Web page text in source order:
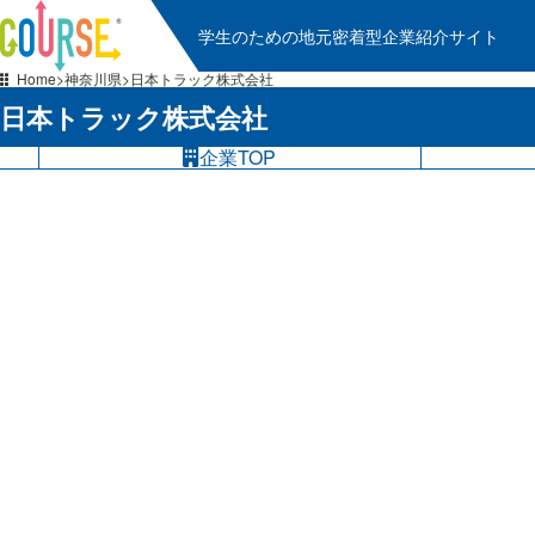
学生のための地元密着型企業紹介サイト
Home 神奈川県 日本トラック株式会社
日本トラック株式会社
企業TOP